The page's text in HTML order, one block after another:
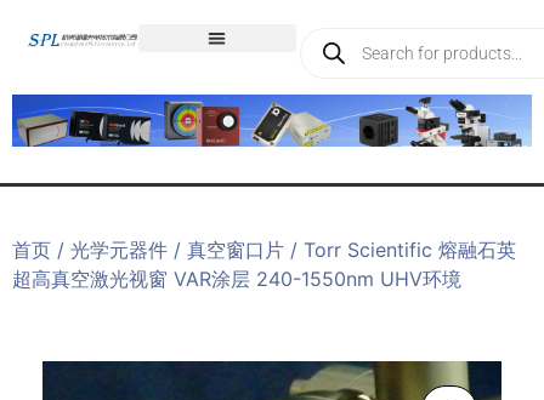
首页 / 光学元器件 / 真空窗口片 / Torr Scientific 熔融石英
超高真空激光视窗 VAR涂层 240-1550nm UHV环境